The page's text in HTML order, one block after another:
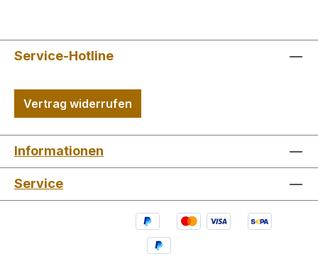
Service-Hotline
Vertrag widerrufen
Informationen
Service